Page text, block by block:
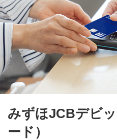
みずほマイレージクラブカ
ード）
みずほJCBデビット（デビ
みずほJCBデビットの使
みずほJCBデビ
ード）